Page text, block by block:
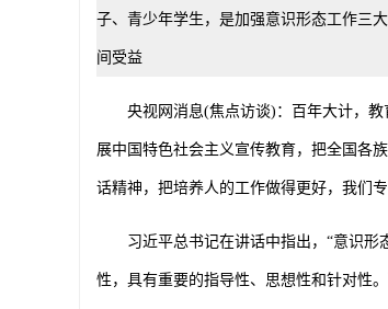
子、青少年学生，是加强意识形态工作三
间受益
央视网消息(焦点访谈) ：百年大计，
展中国特色社会主义宣传教育，把全国各
话精神，把培养人的工作做得更好，我们
习近平总书记在讲话中指出，“意识形
性，具有重要的指导性、思想性和针对性